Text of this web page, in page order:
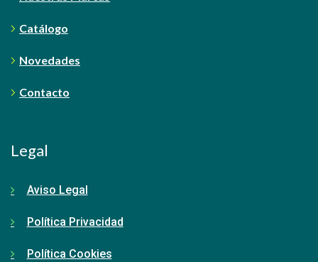
Catálogo
Novedades
Contacto
Legal
Aviso Legal
Política Privacidad
Política Cookies